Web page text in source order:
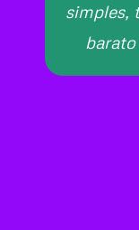
simples,